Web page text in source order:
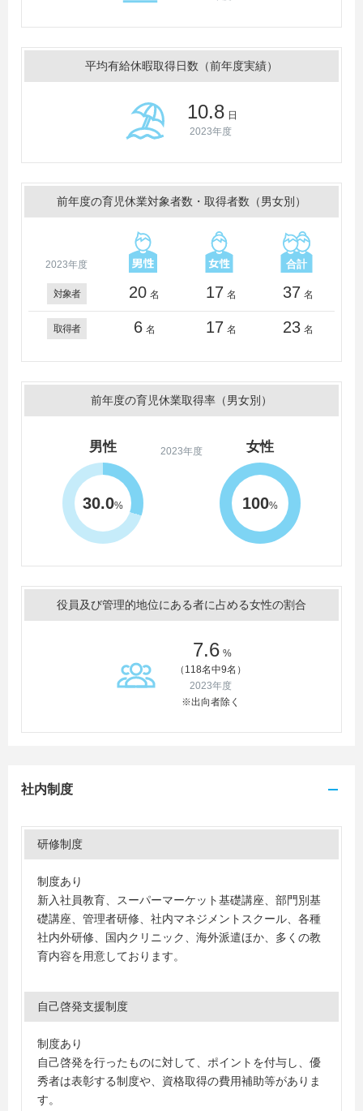
平均有給休暇取得日数（前年度実績）
10.8 日
2023年度
前年度の育児休業対象者数・取得者数（男女別）
2023年度
対象者 20 名 17 名 37 名
取得者 6 名 17 名 23 名
前年度の育児休業取得率（男女別）
2023年度
男性
30.0%
女性
100%
役員及び管理的地位にある者に占める女性の割合
7.6 %
（118名中9名）
2023年度
※出向者除く
社内制度
研修制度
制度あり
新入社員教育、スーパーマーケット基礎講座、部門別基
礎講座、管理者研修、社内マネジメントスクール、各種
社内外研修、国内クリニック、海外派遣ほか、多くの教
育内容を用意しております。
自己啓発支援制度
制度あり
自己啓発を行ったものに対して、ポイントを付与し、優
秀者は表彰する制度や、資格取得の費用補助等がありま
す。